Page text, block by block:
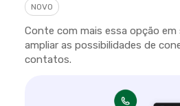
NOVO
Conte com mais essa opção em
ampliar as possibilidades de
contatos.